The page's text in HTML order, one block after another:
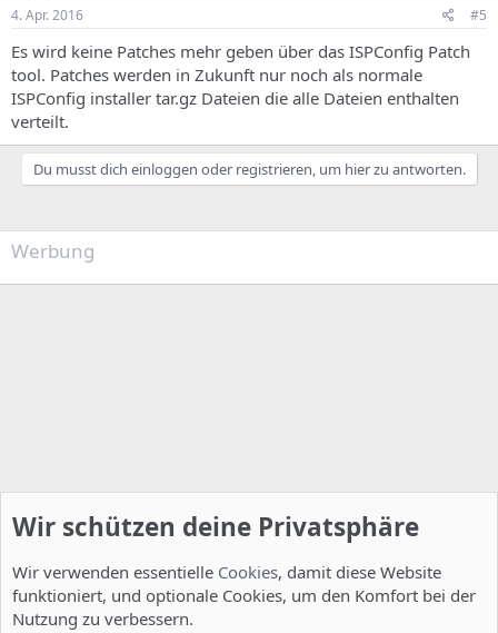
4. Apr. 2016 #5
Es wird keine Patches mehr geben über das ISPConfig Patch
tool. Patches werden in Zukunft nur noch als normale
ISPConfig installer tar.gz Dateien die alle Dateien enthalten
verteilt.
Du musst dich einloggen oder registrieren, um hier zu antworten.
Werbung
Wir schützen deine Privatsphäre
Wir verwenden essentielle Cookies, damit diese Website
funktioniert, und optionale Cookies, um den Komfort bei der
Nutzung zu verbessern.